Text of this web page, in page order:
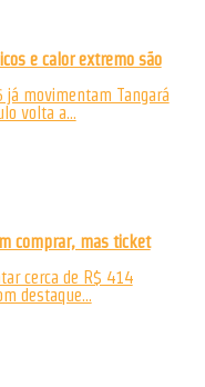
e calor extremo são
já movimentam Tangará
volta a...
comprar, mas ticket
cerca de R$ 414
destaque...